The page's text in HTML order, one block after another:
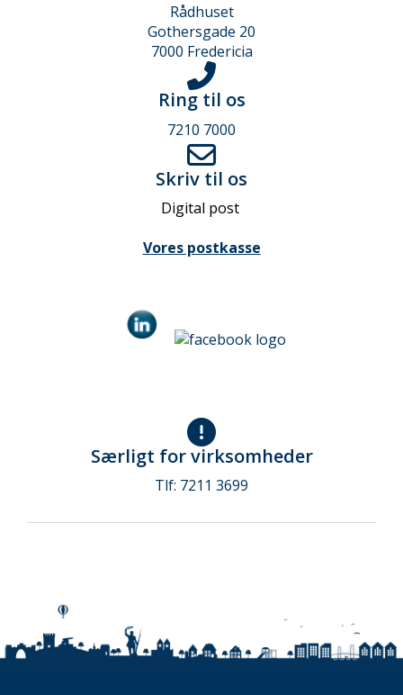
Rådhuset
Gothersgade 20
7000 Fredericia
Ring til os
7210 7000
Skriv til os
Digital post
Vores postkasse
Særligt for virksomheder
Tlf: 7211 3699